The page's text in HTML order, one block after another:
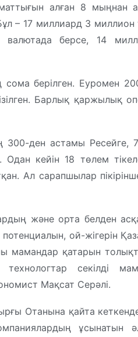
алған 8
– 17 миллиард 3 миллион
берсе, 14
берілген. Еуромен
Барлық қаржылық
ден астамы Ресейге,
кейін 18 төлем
Ал сарапшылар
және орта белден
потенциалын, ой-жігерін
мамандар қатарын
секілді
Мақсат Серәлі.
Отанына қайта
ұсынатын